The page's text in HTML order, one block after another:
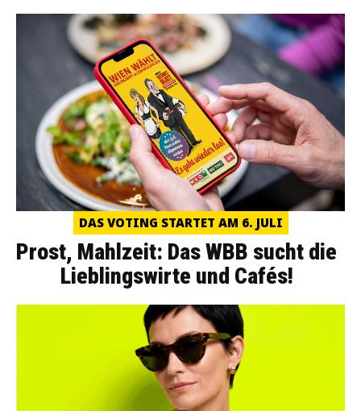
DAS VOTING STARTET AM 6. JULI
Prost, Mahlzeit: Das WBB sucht die
Lieblingswirte und Cafés!